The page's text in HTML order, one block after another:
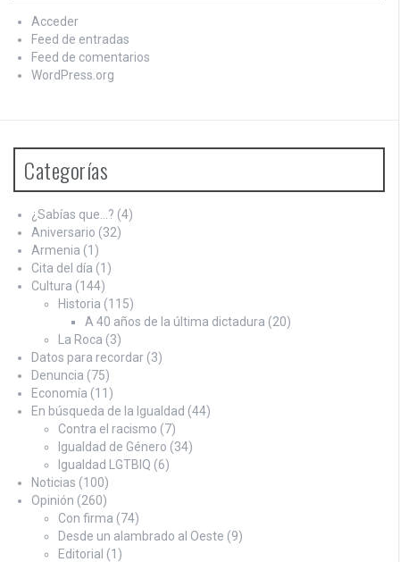
Acceder
Feed de entradas
Feed de comentarios
WordPress.org
Categorías
¿Sabías que…? (4)
Aniversario (32)
Armenia (1)
Cita del día (1)
Cultura (144)
Historia (115)
A 40 años de la última dictadura (20)
La Roca (3)
Datos para recordar (3)
Denuncia (75)
Economía (11)
En búsqueda de la Igualdad (44)
Contra el racismo (7)
Igualdad de Género (34)
Igualdad LGTBIQ (6)
Noticias (100)
Opinión (260)
Con firma (74)
Desde un alambrado al Oeste (9)
Editorial (1)